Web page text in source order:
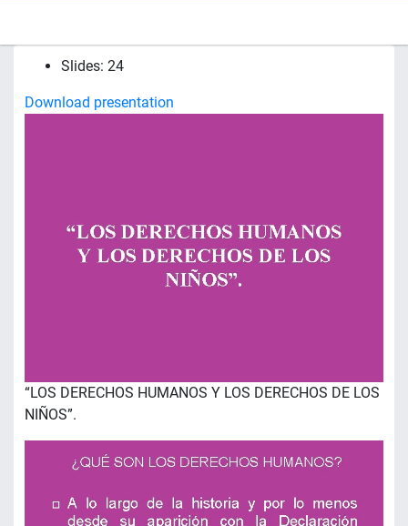
Slides: 24
Download presentation
“LOS DERECHOS HUMANOS Y LOS DERECHOS DE LOS
NIÑOS”.